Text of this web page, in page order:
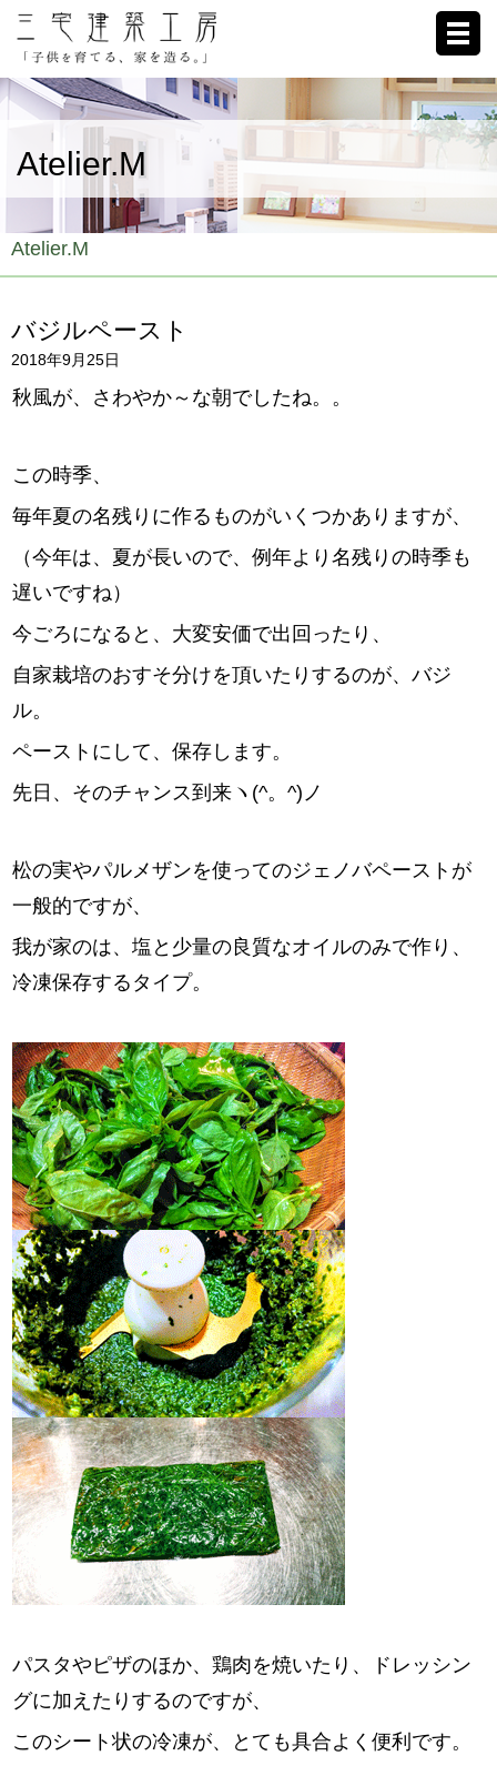
ホーム
家への想い
施工例
ブログ
お客様の声
スタッフ紹介
お問い合わせ
Atelier.M
Atelier.M
バジルペースト
2018年9月25日
秋風が、さわやか～な朝でしたね。。
この時季、
毎年夏の名残りに作るものがいくつかありますが、
（今年は、夏が長いので、例年より名残りの時季も
遅いですね）
今ごろになると、大変安価で出回ったり、
自家栽培のおすそ分けを頂いたりするのが、バジ
ル。
ペーストにして、保存します。
先日、そのチャンス到来ヽ(^。^)ノ
松の実やパルメザンを使ってのジェノバペーストが
一般的ですが、
我が家のは、塩と少量の良質なオイルのみで作り、
冷凍保存するタイプ。
パスタやピザのほか、鶏肉を焼いたり、ドレッシン
グに加えたりするのですが、
このシート状の冷凍が、とても具合よく便利です。